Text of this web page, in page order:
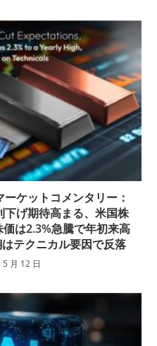
ケットコメンタリー：
げ期待高まる、米国株
は2.3%急騰で年初来高
テクニカル要因で反落
月 12 日